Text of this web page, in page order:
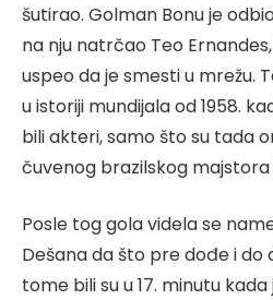
šutirao. Golman Bonu je
na nju natrčao Teo
uspeo da je smesti u mrežu.
u istoriji mundijala od 1958.
bili akteri, samo što su tada
čuvenog brazilskog majstora
Posle tog gola videla se
Dešana da što pre dođe i do
tome bili su u 17. minutu